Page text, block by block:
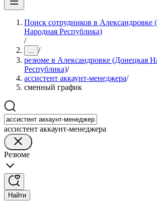
Поиск сотрудников в Александровке
Народная Республика)
/
... /
резюме в Александровке (Донецкая
Республика)/
ассистент аккаунт-менеджера/
сменный график
ассистент аккаунт-менеджера
Резюме
Найти